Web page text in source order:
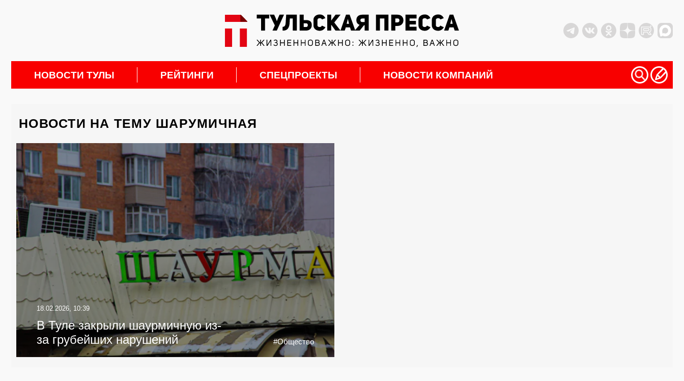
НОВОСТИ ТУЛЫ РЕЙТИНГИ СПЕЦПРОЕКТЫ НОВОСТИ КОМПАНИЙ
НОВОСТИ НА ТЕМУ ШАРУМИЧНАЯ
18.02.2026, 10:39
В Туле закрыли шаурмичную из-
за грубейших нарушений
#Общество